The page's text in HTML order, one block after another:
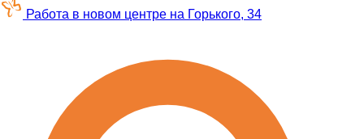
Работа в новом центре на Горького, 34